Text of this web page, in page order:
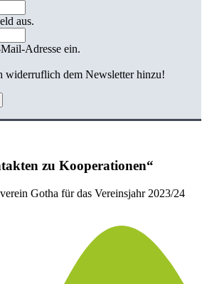
aus.
Adresse ein.
widerruflich dem Newsletter hinzu!
zu Kooperationen“
Gotha für das Vereinsjahr 2023/24